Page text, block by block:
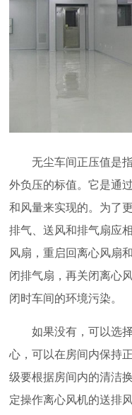
无尘车间正压值是指
外负压的标值。它是通
和风量来实现的。为了
排气、送风和排气扇应
风扇，重启回离心风扇
闭排气扇，再关闭离心
闭时车间的环境污染。
如果没有，可以选择
心，可以在房间内保持
级要根据房间内的清洁
定操作离心风机的送排